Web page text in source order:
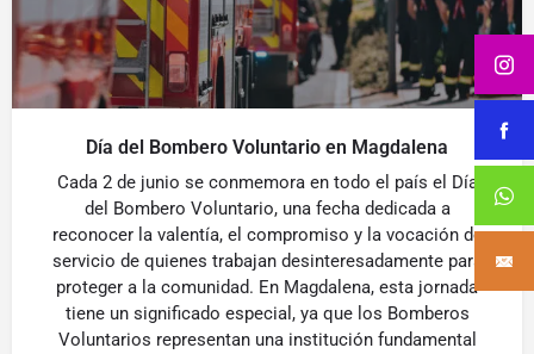
Día del Bombero Voluntario en Magdalena
Cada 2 de junio se conmemora en todo el país el Día
del Bombero Voluntario, una fecha dedicada a
reconocer la valentía, el compromiso y la vocación de
servicio de quienes trabajan desinteresadamente para
proteger a la comunidad. En Magdalena, esta jornada
tiene un significado especial, ya que los Bomberos
Voluntarios representan una institución fundamental